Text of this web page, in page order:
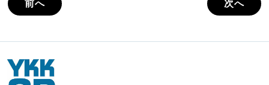
前へ 次へ